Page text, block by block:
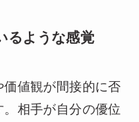
るような感覚
値観が間接的に否
相手が自分の優位